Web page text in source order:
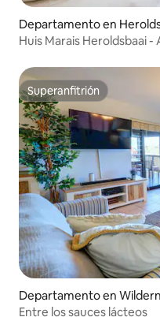
Departamento en
Huis Marais Heroldsbaai
Superanfitrión
Superanfitrión
Departamento en
Entre los sauces lácteos